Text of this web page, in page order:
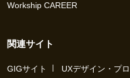
Workship CAREER
関連サイト
GIGサイト
UXデザイン・プ